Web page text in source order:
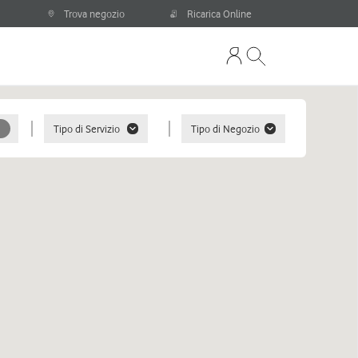
Trova negozio Ricarica Online
Tipo di Servizio Tipo di Negozio